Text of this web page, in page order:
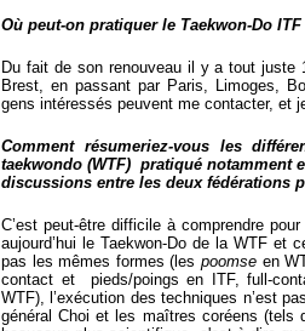
Où peut-on pratiquer le Taekwon-Do
Du fait de son renouveau il y a tout
Brest, en passant par Paris, Limoges,
gens intéressés peuvent me contacter, et
Comment résumeriez-vous les
taekwondo (WTF) pratiqué notamment
discussions entre les deux fédérations
C’est peut-être difficile à comprendre
aujourd’hui le Taekwon-Do de la WTF et
pas les mêmes formes (lespoomse en
contact et pieds/poings en ITF, full-
WTF), l’exécution des techniques n’est
général Choi et les maîtres coréens (tels